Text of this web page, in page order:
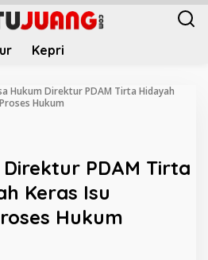
Kepri
Hukum Direktur PDAM Tirta Hidayah
Hukum
PDAM Tirta
Keras Isu
Hukum